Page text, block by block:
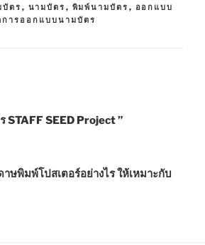
ตร , นามบัตร , พิมพ์นามบัตร , ออกแบบ
การออกแบบนามบัตร
STAFF SEED Project ”
ษพิมพ์โปสเตอร์อย่างไร ให้เหมาะกับ